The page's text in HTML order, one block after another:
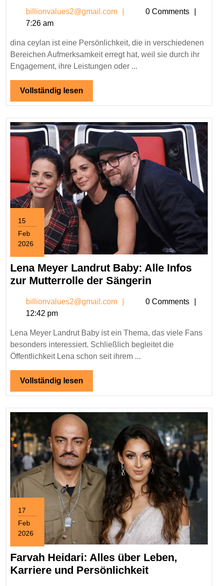
Karriere
und
inspirierende
billionvalues2@gmail.com
0 Comments
7:26 am
dina ceylan ist eine Persönlichkeit, die in verschiedenen
Bereichen Aufmerksamkeit erregt hat, weil sie durch ihr
Engagement, ihre Leistungen oder ...
Vollständig lesen
lesen
15
Feb
2026
February
2026
Lena Meyer Landrut Baby: Alle Infos
zur Mutterrolle der Sängerin
Landrut
Alle
Infos
Sängerin
billionvalues2@gmail.com
0 Comments
12:42 pm
Lena Meyer Landrut Baby ist ein Thema, das viele Fans
besonders interessiert. Schließlich begleitet die
Öffentlichkeit Lena schon seit ihrem ...
Vollständig lesen
lesen
17
Feb
2026
February
17,
2026
Farvah Heidari: Alles über Leben,
Karriere und PersönlichkeitFarvah